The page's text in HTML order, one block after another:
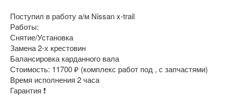
Поступил в работу а/м Nissan x-trail
Работы:
Снятие/Установка
Замена 2-х крестовин
Балансировка карданного вала
Стоимость: 11700 ₽ (комплекс работ под , с запчастями)
Время исполнения 2 часа
Гарантия ❗